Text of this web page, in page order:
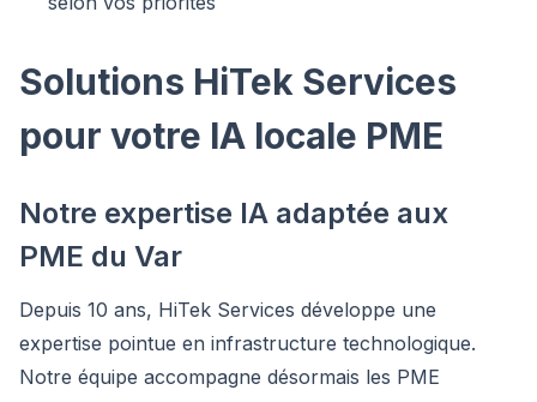
Solutions HiTek Services
pour votre IA locale PME
Notre expertise IA adaptée aux
PME du Var
Depuis 10 ans, HiTek Services développe une
expertise pointue en infrastructure technologique.
Notre équipe accompagne désormais les PME